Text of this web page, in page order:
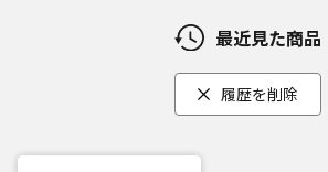
最近見た商品
履歴を削除